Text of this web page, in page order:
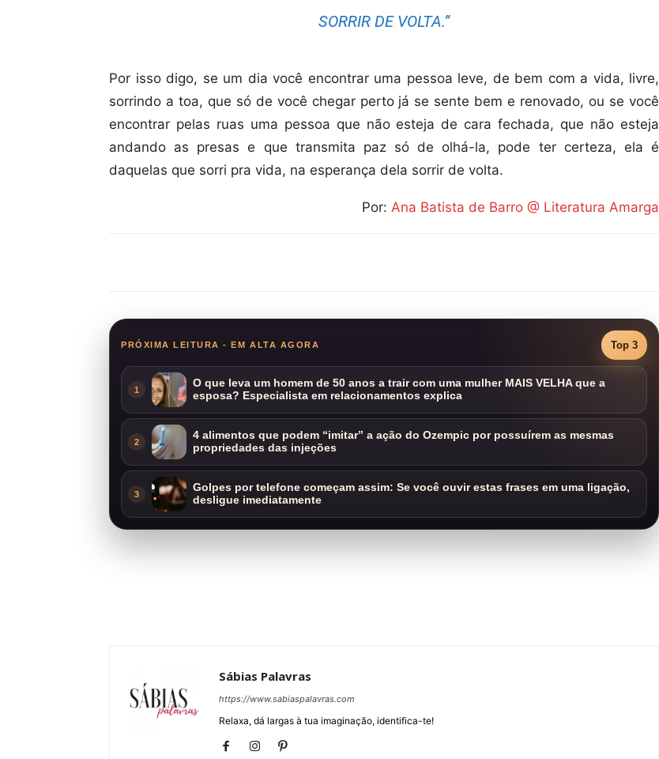
SORRIR DE VOLTA.”
Por isso digo, se um dia você encontrar uma pessoa leve, de bem com a vida, livre,
sorrindo a toa, que só de você chegar perto já se sente bem e renovado, ou se você
encontrar pelas ruas uma pessoa que não esteja de cara fechada, que não esteja
andando as presas e que transmita paz só de olhá-la, pode ter certeza, ela é
daquelas que sorri pra vida, na esperança dela sorrir de volta.
Por: Ana Batista de Barro @ Literatura Amarga
PRÓXIMA LEITURA - EM ALTA AGORA Top 3
1
O que leva um homem de 50 anos a trair com uma mulher MAIS VELHA que a
esposa? Especialista em relacionamentos explica
2
4 alimentos que podem “imitar” a ação do Ozempic por possuírem as mesmas
propriedades das injeções
3
Golpes por telefone começam assim: Se você ouvir estas frases em uma ligação,
desligue imediatamente
Sábias Palavras
https://www.sabiaspalavras.com
Relaxa, dá largas à tua imaginação, identifica-te!